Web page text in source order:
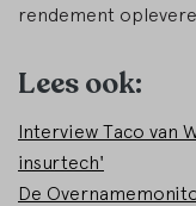
rendement
Lees ook:
Interview Taco van
insurtech'
De